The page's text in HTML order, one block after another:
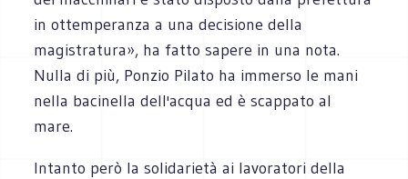
in ottemperanza a una decisione della
magistratura», ha fatto sapere in una nota.
Nulla di più, Ponzio Pilato ha immerso le mani
nella bacinella dell'acqua ed è scappato al
mare.
Intanto però la solidarietà ai lavoratori della